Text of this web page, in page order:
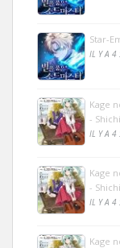
Star-
IL Y A 4
Kage
-
IL Y A 4
Kage
-
IL Y A 4
Kage